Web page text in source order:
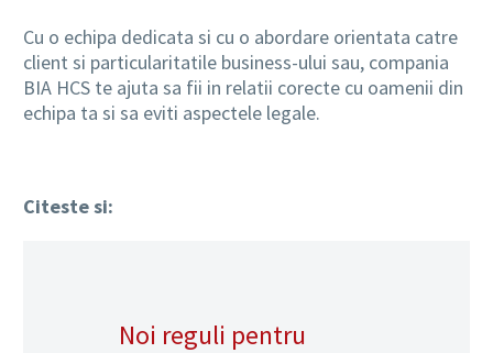
Cu o echipa dedicata si cu o abordare orientata catre
client si particularitatile business-ului sau, compania
BIA HCS te ajuta sa fii in relatii corecte cu oamenii din
echipa ta si sa eviti aspectele legale.
Citeste si:
Noi reguli pentru